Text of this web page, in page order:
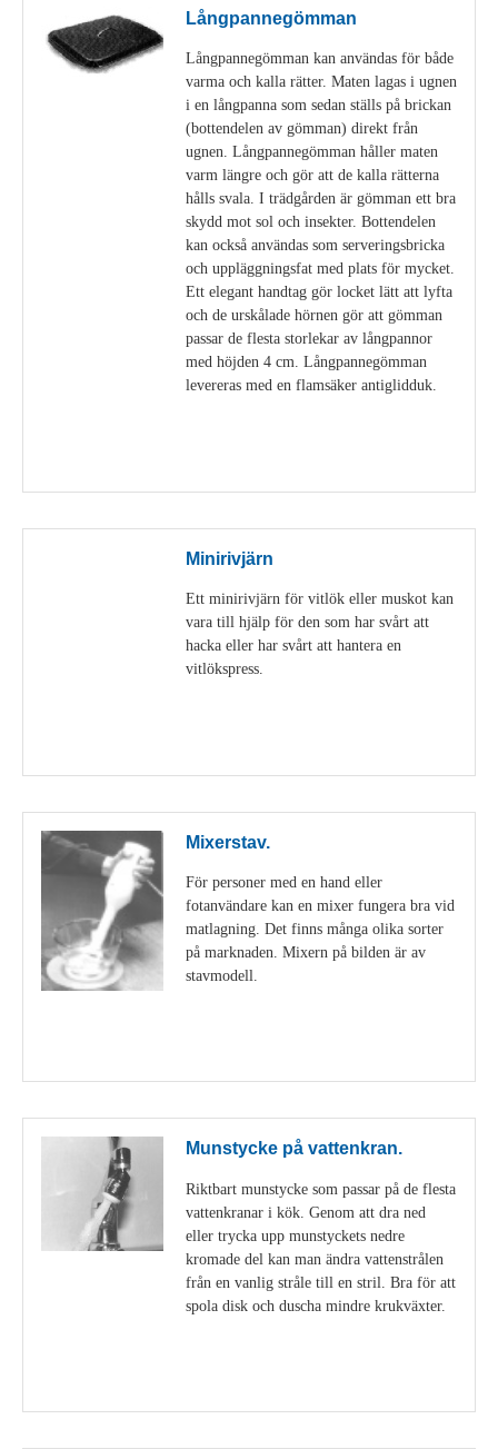
Långpannegömman
Långpannegömman kan användas för både
varma och kalla rätter. Maten lagas i ugnen
i en långpanna som sedan ställs på brickan
(bottendelen av gömman) direkt från
ugnen. Långpannegömman håller maten
varm längre och gör att de kalla rätterna
hålls svala. I trädgården är gömman ett bra
skydd mot sol och insekter. Bottendelen
kan också användas som serveringsbricka
och uppläggningsfat med plats för mycket.
Ett elegant handtag gör locket lätt att lyfta
och de urskålade hörnen gör att gömman
passar de flesta storlekar av långpannor
med höjden 4 cm. Långpannegömman
levereras med en flamsäker antiglidduk.
Minirivjärn
Ett minirivjärn för vitlök eller muskot kan
vara till hjälp för den som har svårt att
hacka eller har svårt att hantera en
vitlökspress.
Mixerstav.
För personer med en hand eller
fotanvändare kan en mixer fungera bra vid
matlagning. Det finns många olika sorter
på marknaden. Mixern på bilden är av
stavmodell.
Munstycke på vattenkran.
Riktbart munstycke som passar på de flesta
vattenkranar i kök. Genom att dra ned
eller trycka upp munstyckets nedre
kromade del kan man ändra vattenstrålen
från en vanlig stråle till en stril. Bra för att
spola disk och duscha mindre krukväxter.